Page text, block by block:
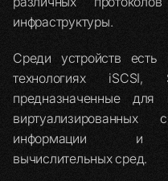
инфраструктуры.
Среди устройств есть
технологиях
предназначенные для
информации и
вычислительных сред.